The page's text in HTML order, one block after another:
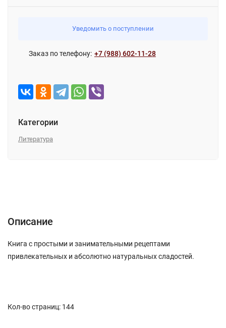
Уведомить о поступлении
Заказ по телефону: +7 (988) 602-11-28
Категории
Литература
Описание
Книга с простыми и занимательными рецептами
привлекательных и абсолютно натуральных сладостей.
Кол-во страниц: 144